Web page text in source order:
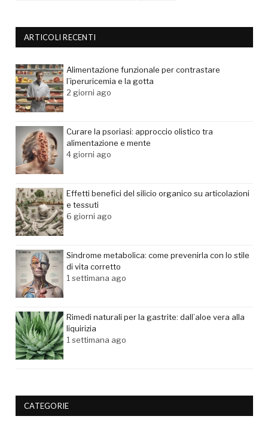
ARTICOLI RECENTI
Alimentazione funzionale per contrastare
l’iperuricemia e la gotta
2 giorni ago
Curare la psoriasi: approccio olistico tra
alimentazione e mente
4 giorni ago
Effetti benefici del silicio organico su articolazioni
e tessuti
6 giorni ago
Sindrome metabolica: come prevenirla con lo stile
di vita corretto
1 settimana ago
Rimedi naturali per la gastrite: dall’aloe vera alla
liquirizia
1 settimana ago
CATEGORIE